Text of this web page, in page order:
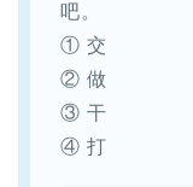
吧。
① 交
② 做
③ 干
④ 打